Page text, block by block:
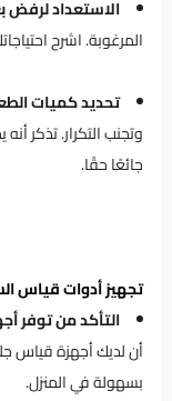
الاستعداد
المرغوبة. اشرح
تحديد كميات
وتجنب التكرار. تذكر
جائعًا حقًا.
تجهيز أدوات قياس
التأكد من توفر
أن لديك أجهزة قياس
بسهولة في المنزل.